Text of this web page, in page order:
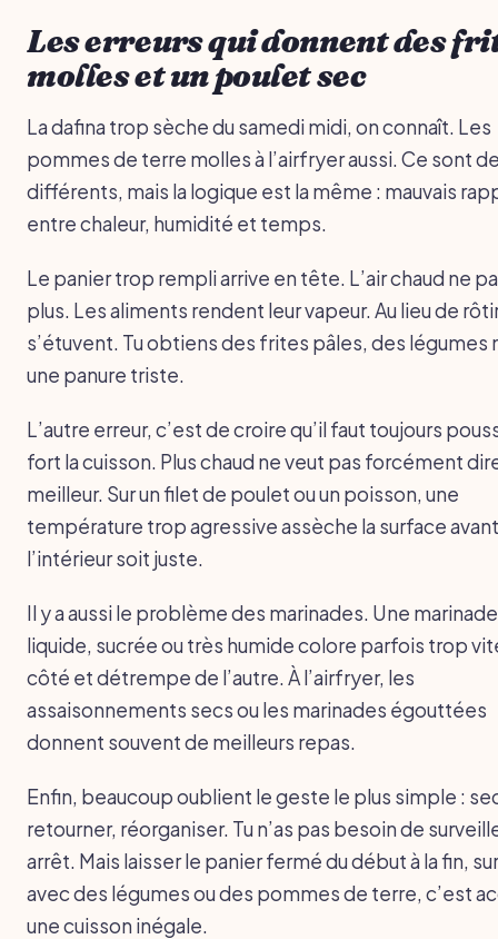
Les erreurs qui donnent des
molles et un poulet sec
La dafina trop sèche du samedi midi, on connaît. Les
pommes de terre molles à l’airfryer aussi. Ce sont
différents, mais la logique est la même : mauvais
entre chaleur, humidité et temps.
Le panier trop rempli arrive en tête. L’air chaud ne
plus. Les aliments rendent leur vapeur. Au lieu de
s’étuvent. Tu obtiens des frites pâles, des légumes
une panure triste.
L’autre erreur, c’est de croire qu’il faut toujours
fort la cuisson. Plus chaud ne veut pas forcément
meilleur. Sur un filet de poulet ou un poisson, une
température trop agressive assèche la surface
l’intérieur soit juste.
Il y a aussi le problème des marinades. Une marinade
liquide, sucrée ou très humide colore parfois trop
côté et détrempe de l’autre. À l’airfryer, les
assaisonnements secs ou les marinades égouttées
donnent souvent de meilleurs repas.
Enfin, beaucoup oublient le geste le plus simple :
retourner, réorganiser. Tu n’as pas besoin de
arrêt. Mais laisser le panier fermé du début à la fin,
avec des légumes ou des pommes de terre, c’est
une cuisson inégale.